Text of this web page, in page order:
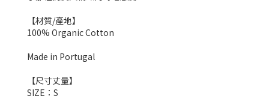
【材質/產地】
100% Organic Cotton
Made in Portugal
【尺寸丈量】
SIZE：S